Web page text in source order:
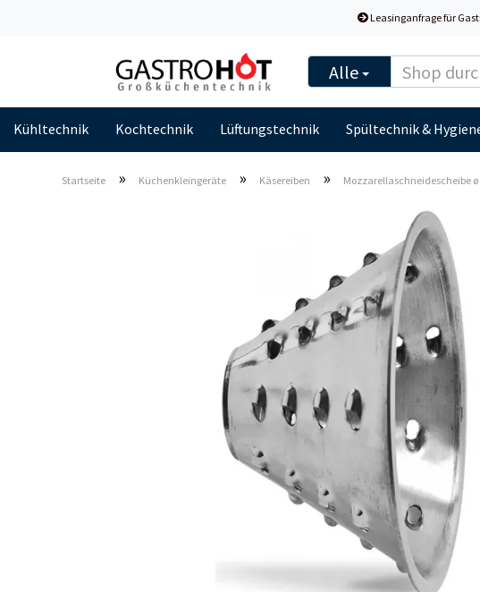
Leasinganfrage für
Alle
Kühltechnik Kochtechnik Lüftungstechnik Spültechnik &
Startseite » Küchenkleingeräte » Käsereiben » Mozzarellaschneidescheibe